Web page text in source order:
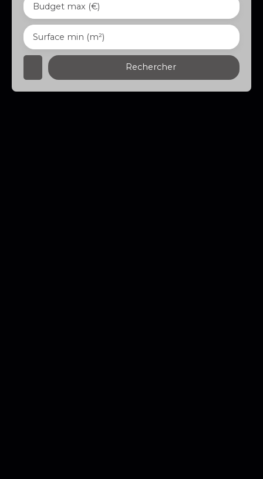
Budget max (€)
Surface min (m²)
Rechercher